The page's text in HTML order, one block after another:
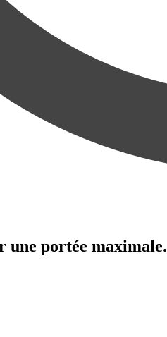
une portée maximale.